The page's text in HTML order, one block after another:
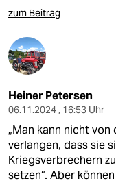
zum Beitrag
Heiner Petersen
06.11.2024 , 16:53 Uhr
„Man kann nicht
verlangen, dass sie
Kriegsverbrechern
setzen“. Aber